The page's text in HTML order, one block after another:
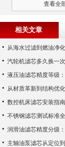
查看全
相关文章